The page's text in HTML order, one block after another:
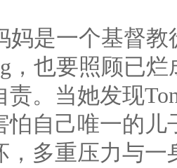
妈是一个基督
，也要照顾已
责。当她发现
怕自己唯一的
，多重压力与一